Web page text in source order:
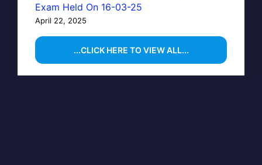
Exam Held On 16-03-25
April 22, 2025
...CLICK HERE TO VIEW ALL...